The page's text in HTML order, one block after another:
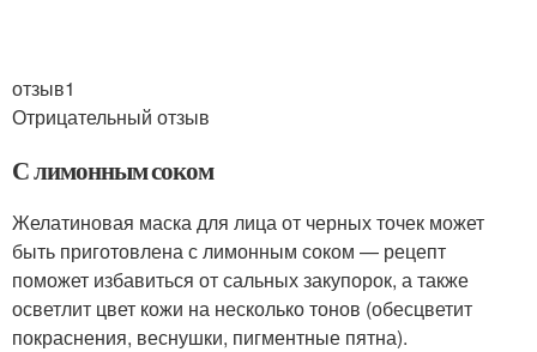
отзыв1
Отрицательный отзыв
С лимонным соком
Желатиновая маска для лица от черных точек может
быть приготовлена с лимонным соком — рецепт
поможет избавиться от сальных закупорок, а также
осветлит цвет кожи на несколько тонов (обесцветит
покраснения, веснушки, пигментные пятна).